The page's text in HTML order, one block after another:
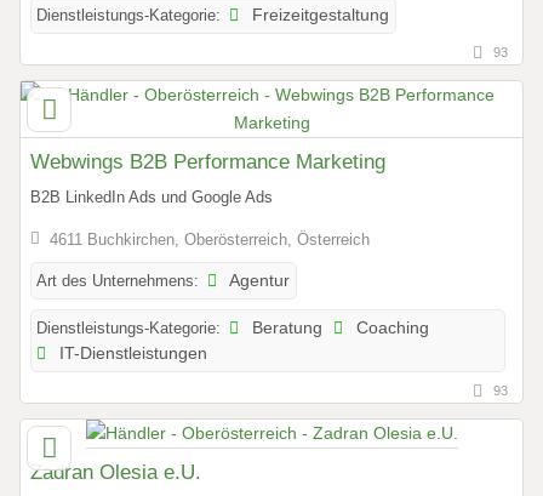
Dienstleistungs-Kategorie: Freizeitgestaltung
93
Webwings B2B Performance Marketing
B2B LinkedIn Ads und Google Ads
4611 Buchkirchen, Oberösterreich, Österreich
Art des Unternehmens: Agentur
Dienstleistungs-Kategorie: Beratung
Coaching
IT-Dienstleistungen
93
Zadran Olesia e.U.